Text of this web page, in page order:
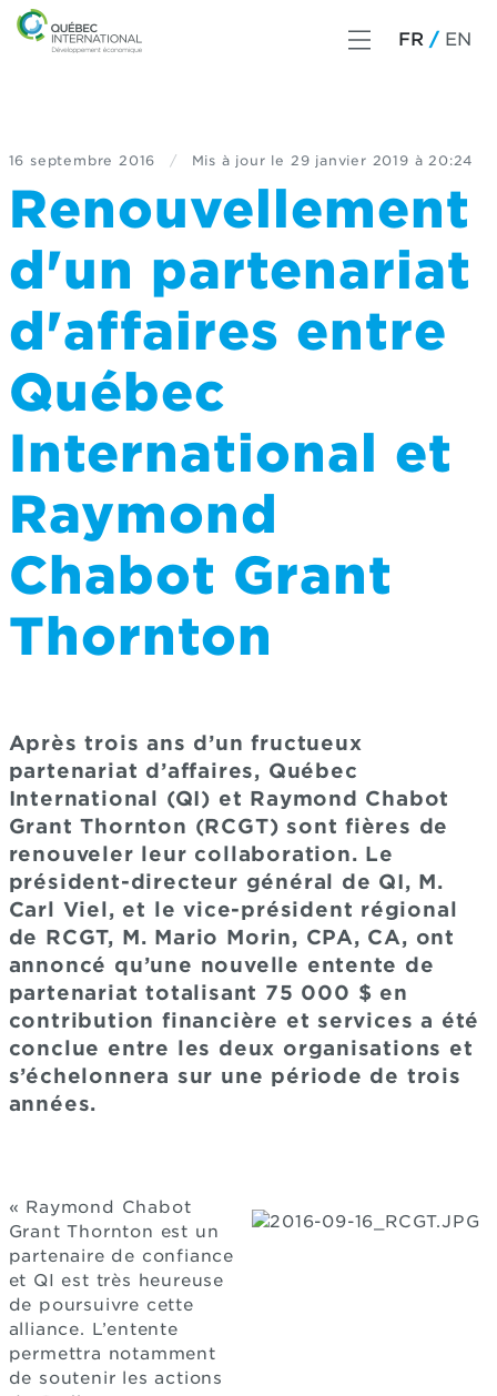
FR EN
16 septembre 2016 / Mis à jour le 29 janvier 2019 à 20:24
Renouvellement
d'un partenariat
d'affaires entre
Québec
International et
Raymond
Chabot Grant
Thornton
Après trois ans d’un fructueux
partenariat d’affaires, Québec
International (QI) et Raymond Chabot
Grant Thornton (RCGT) sont fières de
renouveler leur collaboration. Le
président-directeur général de QI, M.
Carl Viel, et le vice-président régional
de RCGT, M. Mario Morin, CPA, CA, ont
annoncé qu’une nouvelle entente de
partenariat totalisant 75 000 $ en
contribution financière et services a été
conclue entre les deux organisations et
s’échelonnera sur une période de trois
années.
« Raymond Chabot
Grant Thornton est un
partenaire de confiance
et QI est très heureuse
de poursuivre cette
alliance. L’entente
permettra notamment
de soutenir les actions